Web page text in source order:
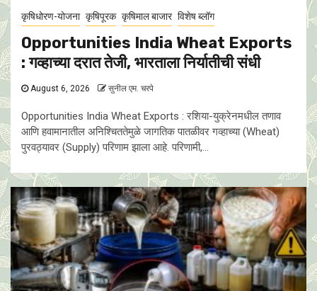
कृषिधोरण-योजना कृषिपूरक कृषिमाल बाजार विशेष ब्लॉग
Opportunities India Wheat Exports
: गव्हाच्या दरात तेजी, भारताला निर्यातीची संधी
August 6, 2026 सुनील एम. चरपे
Opportunities India Wheat Exports : रशिया-युक्रेनमधील तणाव
आणि हवामानातील अनिश्चिततेमुळे जागतिक पातळीवर गव्हाच्या (Wheat)
पुरवठ्यावर (Supply) परिणाम झाला आहे. परिणामी,...